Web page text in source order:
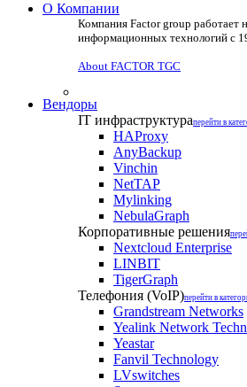
О Компании
Компания Factor group работает
информационных технологий с
About FACTOR TGC
Вендоры
IT инфраструктураперейти в
HAProxy
AnyBackup
Vinchin
NetTAP
Mylinking
NebulaGraph
Корпоративные решения
Nextcloud Enterprise
LINBIT
TigerGraph
Телефония (VoIP)перейти в
Grandstream Networks
Yealink Network
Yeastar
Fanvil Technology
LVswitches